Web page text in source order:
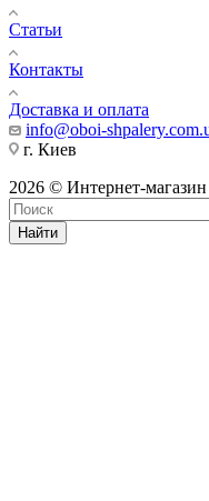
Статьи
Контакты
Доставка и оплата
info@oboi-
г. Киев
2026 © Интернет-
Найти